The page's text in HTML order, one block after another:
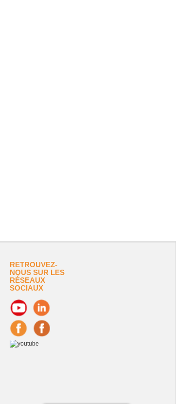
RETROUVEZ-
NOUS SUR LES
RÉSEAUX
SOCIAUX